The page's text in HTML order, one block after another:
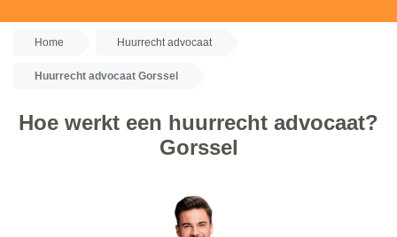
Home Huurrecht advocaat
Huurrecht advocaat Gorssel
Hoe werkt een huurrecht advocaat?
Gorssel